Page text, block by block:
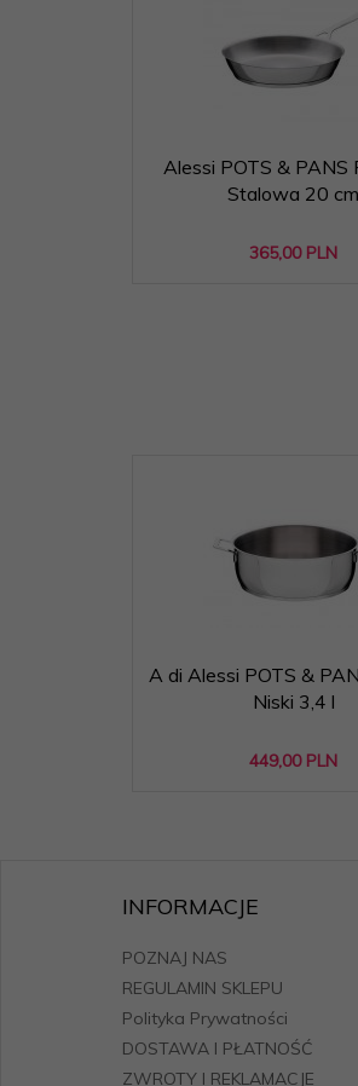
Alessi POTS & PANS
Stalowa 20 cm
365,00 PLN
A di Alessi POTS &
Niski 3,4 l
449,00 PLN
INFORMACJE
POZNAJ NAS
REGULAMIN SKLEPU
Polityka Prywatności
DOSTAWA I PŁATNOŚĆ
ZWROTY I REKLAMACJE